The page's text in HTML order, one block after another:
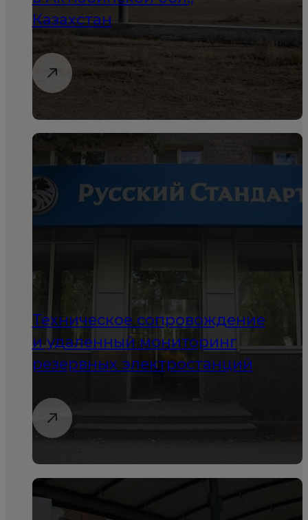
Казахстан
Техническое сопровождение
и удаленный мониторинг
резервных электростанций